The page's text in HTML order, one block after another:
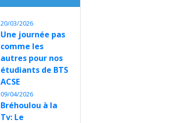
20/03/2026
Une journée pas
comme les
autres pour nos
étudiants de BTS
ACSE
09/04/2026
Bréhoulou à la
Tv: Le